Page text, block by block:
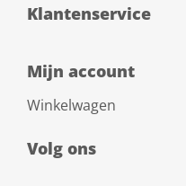
Klantenservice
Mijn account
Winkelwagen
Volg ons